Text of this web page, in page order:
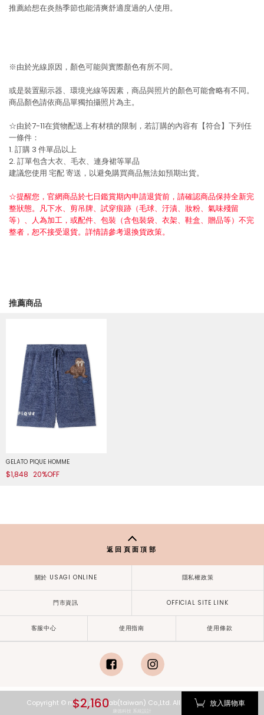
推薦給想在炎熱季節也能清爽舒適度過的人使用。
※由於光線原因，顏色可能與實際顏色有所不同。
或是裝置顯示器、環境光線等因素，商品與照片的顏色可能會略有不同。
商品顏色請依商品單獨拍攝照片為主。
☆由於7-11在貨物配送上有材積的限制，若訂購的內容有【符合】下列任
一條件：
1. 訂購 3 件單品以上
2. 訂單包含大衣、毛衣、連身裙等單品
建議您使用 宅配寄送，以避免購買商品無法如預期出貨。
☆提醒您，官網商品於七日鑑賞期內申請退貨前，請確認商品保持全新完
整狀態。凡下水、剪吊牌、試穿痕跡（毛球、汙漬、妝粉、氣味殘留
等）、人為加工，或配件、包裝（含包裝袋、衣架、鞋盒、贈品等）不完
整者，恕不接受退貨。詳情請參考退換貨政策。
推薦商品
GELATO PIQUE HOMME
$1,848 20%OFF
$2,160 放入購物車
返回頁面頂部
關於 USAGI ONLINE 隱私權政策
門市資訊 OFFICIAL SITE LINK
客服中心 使用指南 使用條款
Copyright © mash style lab(taiwan) Co.,Ltd. All Rights Reserved.
康德科技 系統設計